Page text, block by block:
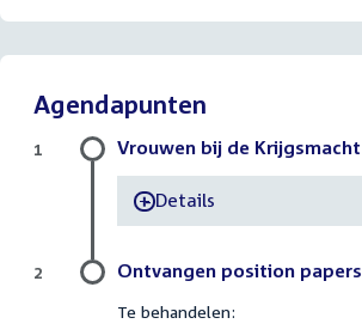
Agendapunten
Vrouwen bij de Krijgsmacht
-Details
1
Ontvangen position papers
Te behandelen:
2